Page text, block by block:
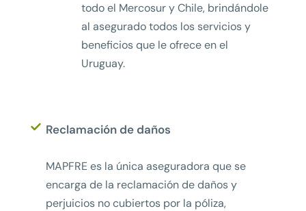
todo el Mercosur y Chile, brindándole
al asegurado todos los servicios y
beneficios que le ofrece en el
Uruguay.
Reclamación de daños
MAPFRE es la única aseguradora que se
encarga de la reclamación de daños y
perjuicios no cubiertos por la póliza,